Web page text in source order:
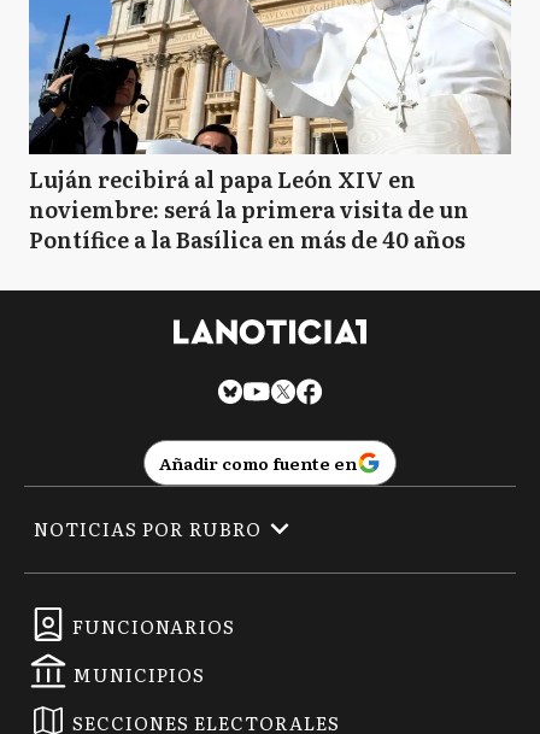
Luján recibirá al papa León XIV en
noviembre: será la primera visita de un
Pontífice a la Basílica en más de 40 años
Añadir como fuente en
FUNCIONARIOS
MUNICIPIOS
SECCIONES ELECTORALES
NOTICIAS POR RUBRO